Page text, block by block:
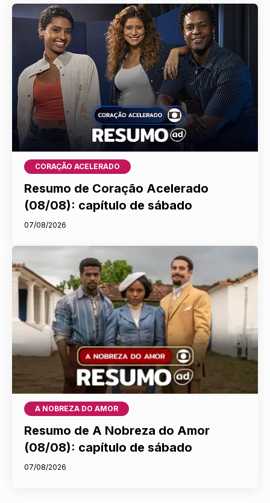
CORAÇÃO ACELERADO
Resumo de Coração Acelerado
(08/08): capítulo de sábado
07/08/2026
A NOBREZA DO AMOR
Resumo de A Nobreza do Amor
(08/08): capítulo de sábado
07/08/2026